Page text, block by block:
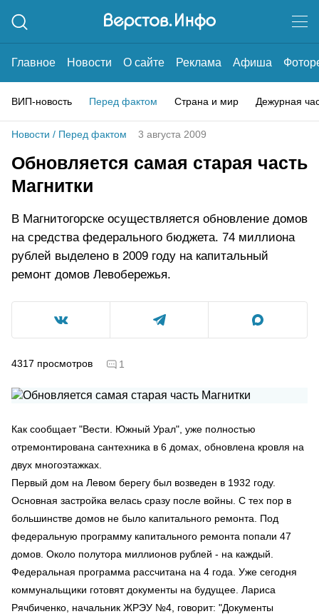
Главное Новости О сайте Реклама Афиша
ВИП-новость Перед фактом Страна и мир Дежурная
Новости / Перед фактом 3 августа 2009
Обновляется самая старая часть
Магнитки
В Магнитогорске осуществляется обновление домов
на средства федерального бюджета. 74 миллиона
рублей выделено в 2009 году на капитальный
ремонт домов Левобережья.
4317 просмотров 1
Как сообщает "Вести. Южный Урал", уже полностью
отремонтирована сантехника в 6 домах, обновлена кровля на
двух многоэтажках.
Первый дом на Левом берегу был возведен в 1932 году.
Основная застройка велась сразу после войны. С тех пор в
большинстве домов не было капитального ремонта. Под
федеральную программу капитального ремонта попали 47
домов. Около полутора миллионов рублей - на каждый.
Федеральная программа рассчитана на 4 года. Уже сегодня
коммунальщики готовят документы на будущее. Лариса
Рячбиченко, начальник ЖРЭУ №4, говорит: "Документы